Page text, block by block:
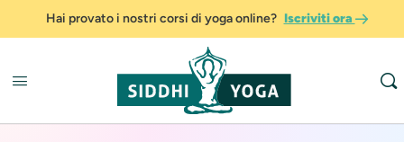
Hai provato i nostri corsi di yoga online? Iscriviti ora